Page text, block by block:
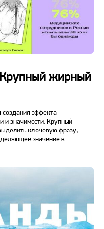
жирный
создания эффекта
и значимости. Крупный
ключевую фразу,
значение в